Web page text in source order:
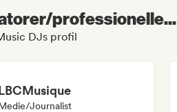
professionelle...
DJs profil
journalist